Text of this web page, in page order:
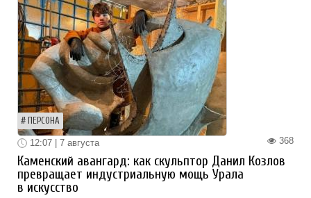
ПЕРСОНА
368
12:07 | 7 августа
Каменский авангард: как скульптор Данил Козлов
превращает индустриальную мощь Урала
в искусство